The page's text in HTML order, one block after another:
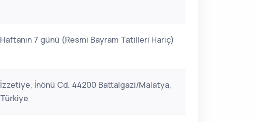
Haftanın 7 günü (Resmi Bayram Tatilleri Hariç)
İzzetiye, İnönü Cd. 44200 Battalgazi/Malatya,
Türkiye